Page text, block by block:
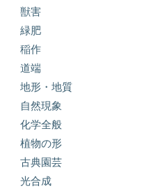
獣害
緑肥
稲作
道端
地形・地質
自然現象
化学全般
植物の形
古典園芸
光合成